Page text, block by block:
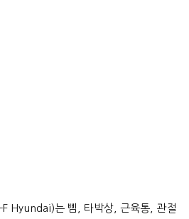
Hyundai)는 삠, 타박상, 근육통, 관절